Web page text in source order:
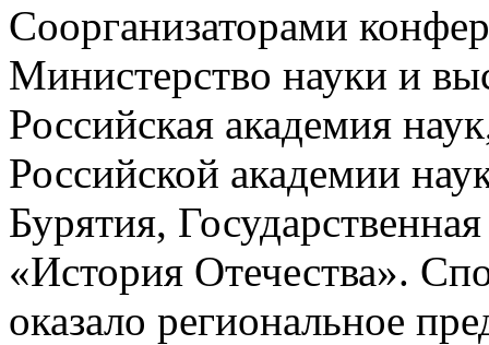
Соорганизаторами
Министерство науки и
Российская академия
Российской академии
Бурятия,
«История Отечества».
оказало региональное